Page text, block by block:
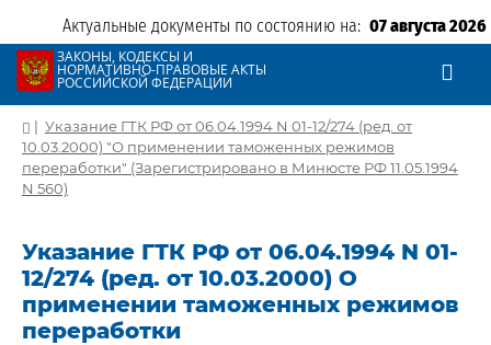
Актуальные документы по состоянию на: 07 августа 2026
ЗАКОНЫ, КОДЕКСЫ И
НОРМАТИВНО-ПРАВОВЫЕ АКТЫ
РОССИЙСКОЙ ФЕДЕРАЦИИ
| Указание ГТК РФ от 06.04.1994 N 01-12/274 (ред. от
10.03.2000) "О применении таможенных режимов
переработки" (Зарегистрировано в Минюсте РФ 11.05.1994
N 560)
Указание ГТК РФ от 06.04.1994 N 01-
12/274 (ред. от 10.03.2000) О
применении таможенных режимов
переработки